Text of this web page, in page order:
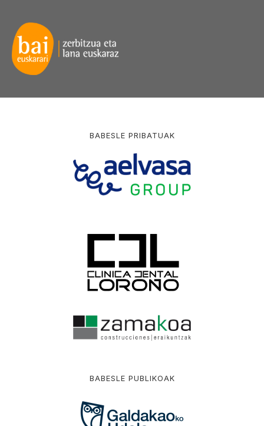
BABESLE PRIBATUAK
BABESLE PUBLIKOAK